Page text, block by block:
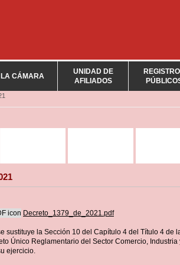
LA CÁMARA
UNIDAD DE
AFILIADOS
aquí
Decreto_1379_de_2021.pdf
sustituye la Sección 10 del Capítulo 4 del Título 4 de
Único Reglamentario del Sector Comercio,
ejercicio.